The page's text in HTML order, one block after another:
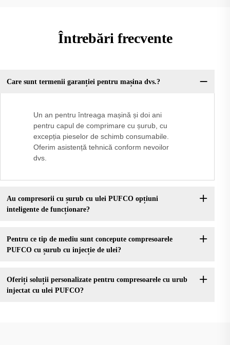
Întrebări frecvente
Care sunt termenii garanției pentru mașina dvs.?
Un an pentru întreaga mașină și doi ani
pentru capul de comprimare cu șurub, cu
excepția pieselor de schimb consumabile.
Oferim asistență tehnică conform nevoilor
dvs.
Au compresorii cu șurub cu ulei PUFCO opțiuni
inteligente de funcționare?
Pentru ce tip de mediu sunt concepute compresoarele
PUFCO cu șurub cu injecție de ulei?
Oferiți soluții personalizate pentru compresoarele cu urub
injectat cu ulei PUFCO?